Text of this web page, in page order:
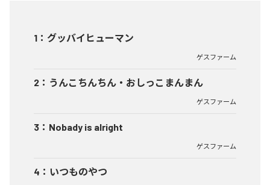
1 ： グッバイヒューマン
ゲスファーム
2 ： うんこちんちん・おしっこまんまん
ゲスファーム
3 ： Nobady is alright
ゲスファーム
4 ： いつものやつ